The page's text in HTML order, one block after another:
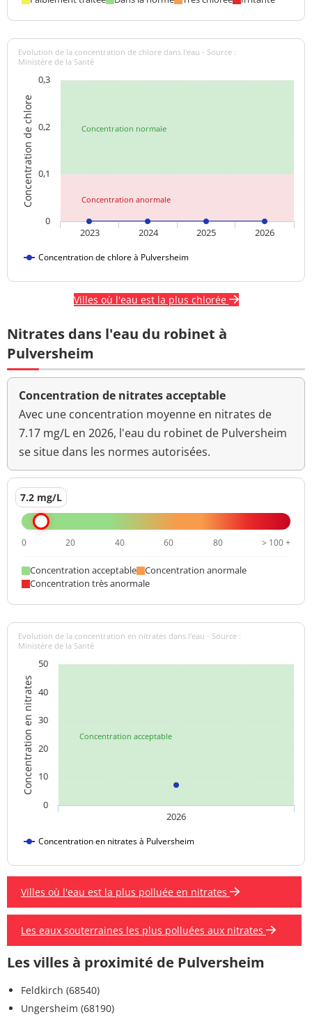
Concentration normale
Concentration anormale
Concentration de chlore
Evolution de la concentration de chlore dans l'eau - Source :
Ministère de la Santé
Concentration de chlore à Pulversheim
2023 2024 2025 2026
0
0,1
0,2
0,3
Villes où l'eau est la plus chlorée
Nitrates dans l'eau du robinet à
Pulversheim
Concentration de nitrates acceptable
Avec une concentration moyenne en nitrates de
7.17 mg/L en 2026, l'eau du robinet de Pulversheim
se situe dans les normes autorisées.
7.2 mg/L
0 20 40 60 80 > 100 +
Concentration acceptable
Concentration anormale
Concentration très anormale
Concentration acceptable
Concentration en nitrates
Evolution de la concentration en nitrates dans l'eau - Source :
Ministère de la Santé
Concentration en nitrates à Pulversheim
2026
0
10
20
30
40
50
Villes où l'eau est la plus polluée en nitrates
Les eaux souterraines les plus polluées aux nitrates
Les villes à proximité de Pulversheim
Feldkirch (68540)
Ungersheim (68190)